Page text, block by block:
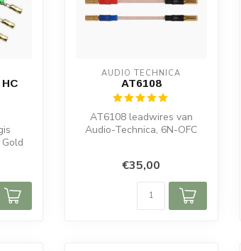
AUDIO TECHNICA
AT6108
AT6108 leadwires van
Audio-Technica, 6N-OFC
€35,00